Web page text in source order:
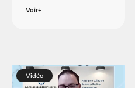
Voir+
Vidéo